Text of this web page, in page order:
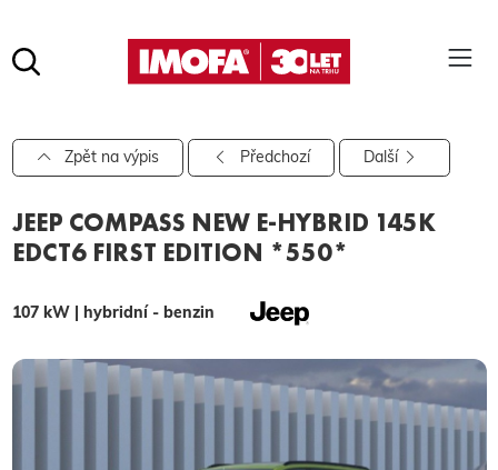
hledat
Pro vyhledávání zadejte alespoň 3 znaky.
Zpět na výpis Předchozí Další
JEEP COMPASS NEW E-HYBRID 145K
EDCT6 FIRST EDITION *550*
107 kW | hybridní - benzin